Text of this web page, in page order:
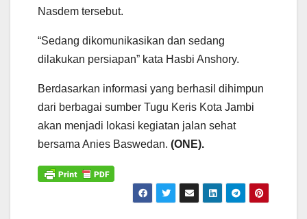
Nasdem tersebut.
“Sedang dikomunikasikan dan sedang
dilakukan persiapan” kata Hasbi Anshory.
Berdasarkan informasi yang berhasil dihimpun
dari berbagai sumber Tugu Keris Kota Jambi
akan menjadi lokasi kegiatan jalan sehat
bersama Anies Baswedan. (ONE).